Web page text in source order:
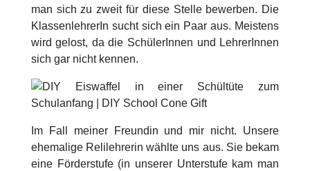
man sich zu zweit für diese Stelle bewerben. Die
KlassenlehrerIn sucht sich ein Paar aus. Meistens
wird gelost, da die SchülerInnen und LehrerInnen
sich gar nicht kennen.
Im Fall meiner Freundin und mir nicht. Unsere
ehemalige Relilehrerin wählte uns aus. Sie bekam
eine Förderstufe (in unserer Unterstufe kam man